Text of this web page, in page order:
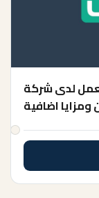
لدى شركة
اضافية